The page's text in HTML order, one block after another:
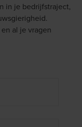
in je bedrijfstraject,
al je vragen